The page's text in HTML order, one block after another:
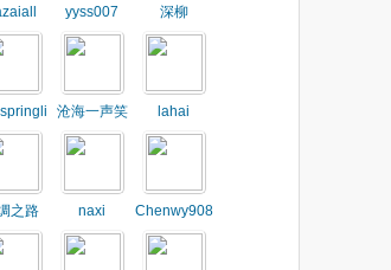
yyss007 深柳
沧海一声笑 lahai
之路 naxi Chenwy908